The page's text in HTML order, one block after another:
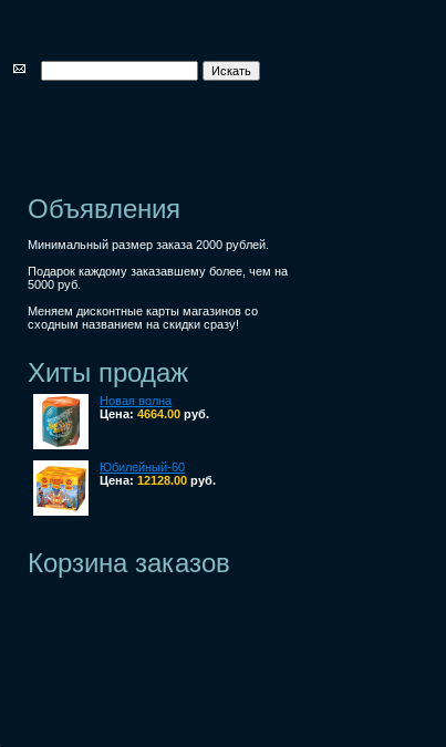
Объявления
Минимальный размер заказа 2000 рублей.
Подарок каждому заказавшему более, чем на
5000 руб.
Меняем дисконтные карты магазинов со
сходным названием на скидки сразу!
Хиты продаж
Новая волна
Цена: 4664.00 руб.
Юбилейный-60
Цена: 12128.00 руб.
Корзина заказов